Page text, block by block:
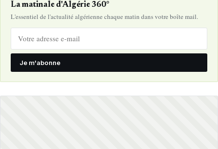
La matinale d'Algérie 360°
L'essentiel de l'actualité algérienne chaque matin dans votre boîte mail.
Je m'abonne